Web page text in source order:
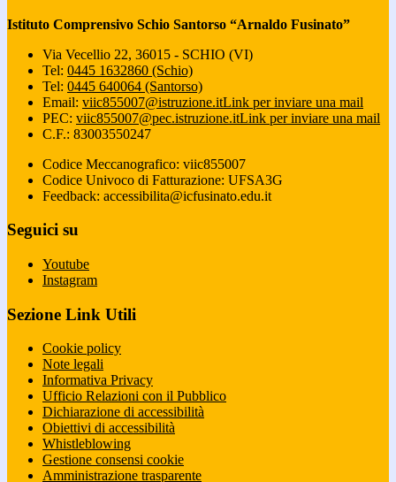
Istituto Comprensivo Schio Santorso “Arnaldo Fusinato”
Via Vecellio 22, 36015 - SCHIO (VI)
Tel: 0445 1632860 (Schio)
Tel: 0445 640064 (Santorso)
Email: viic855007@istruzione.itLink per inviare una mail
PEC: viic855007@pec.istruzione.itLink per inviare una mail
C.F.: 83003550247
Codice Meccanografico: viic855007
Codice Univoco di Fatturazione: UFSA3G
Feedback: accessibilita@icfusinato.edu.it
Seguici su
Youtube
Instagram
Sezione Link Utili
Cookie policy
Note legali
Informativa Privacy
Ufficio Relazioni con il Pubblico
Dichiarazione di accessibilità
Obiettivi di accessibilità
Whistleblowing
Gestione consensi cookie
Amministrazione trasparente